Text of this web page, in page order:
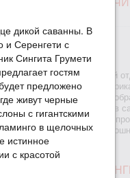
- это роскошный
кемпе, построенном по
1920-х гг. Он находится в
диких животных и
антилоп и зебр. 9
И
дикой саванны. В
и Серенгети с
Сингита Грумети
гостям
предложено
живут черные
с гигантскими
в щелочных
истинное
с красотой